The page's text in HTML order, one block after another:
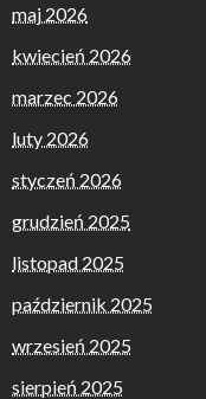
maj 2026
kwiecień 2026
marzec 2026
luty 2026
styczeń 2026
grudzień 2025
listopad 2025
październik 2025
wrzesień 2025
sierpień 2025